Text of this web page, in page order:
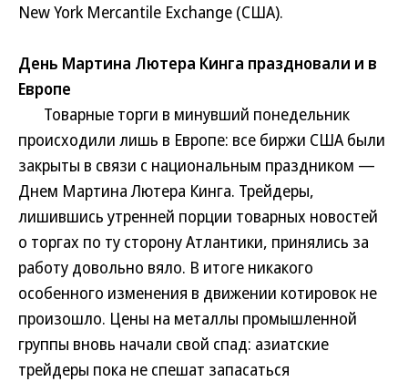
New York Mercantile Exchange (США).
День Мартина Лютера Кинга праздновали и в
Европе
Товарные торги в минувший понедельник
происходили лишь в Европе: все биржи США были
закрыты в связи с национальным праздником —
Днем Мартина Лютера Кинга. Трейдеры,
лишившись утренней порции товарных новостей
о торгах по ту сторону Атлантики, принялись за
работу довольно вяло. В итоге никакого
особенного изменения в движении котировок не
произошло. Цены на металлы промышленной
группы вновь начали свой спад: азиатские
трейдеры пока не спешат запасаться